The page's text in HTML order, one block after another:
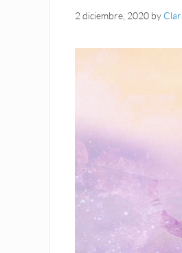
2 diciembre, 2020 by